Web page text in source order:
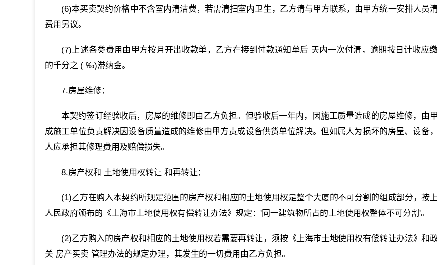
(6)本买卖契约价格中不含室内清洁费，若需清扫室内卫生，乙方请与甲方联系，由甲方统一安排人员清
费用另议。
(7)上述各类费用由甲方按月开出收款单，乙方在接到付款通知单后 天内一次付清，逾期按日计收应
的千分之 ( ‰)滞纳金。
7.房屋维修：
本契约签订经验收后，房屋的维修即由乙方负担。但验收后一年内，因施工质量造成的房屋维修，由
成施工单位负责解决因设备质量造成的维修由甲方责成设备供货单位解决。但如属人为损坏的房屋、设备
人应承担其修理费用及赔偿损失。
8.房产权和 土地使用权转让 和再转让：
(1)乙方在购入本契约所规定范围的房产权和相应的土地使用权是整个大厦的不可分割的组成部分，按
人民政府颁布的《上海市土地使用权有偿转让办法》规定：'同一建筑物所占的土地使用权整体不可分割'。
(2)乙方购入的房产权和相应的土地使用权若需要再转让，须按《上海市土地使用权有偿转让办法》和
关 房产买卖 管理办法的规定办理，其发生的一切费用由乙方负担。